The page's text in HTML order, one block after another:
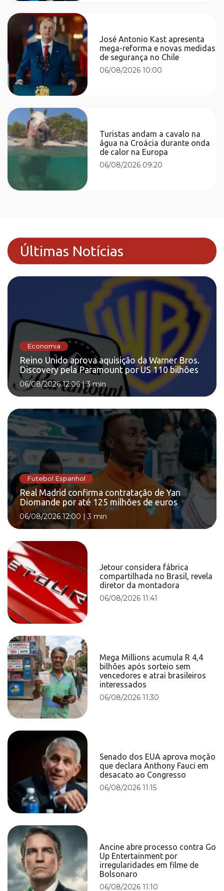
José Antonio Kast apresenta
mega-reforma e novas medidas
de segurança no Chile
06/08/2026 10:00
Turistas andam a cavalo na
água na Croácia durante onda
de calor na Europa
06/08/2026 09:20
Últimas Notícias
Economia
Reino Unido aprova aquisição da Warner Bros.
Discovery pela Paramount por US 110 bilhões
06/08/2026 12:06|3 min
Futebol Espanhol
Real Madrid confirma contratação de Yan
Diomande por até 125 milhões de euros
06/08/2026 12:00 |3 min
Jetour considera fábrica
compartilhada no Brasil, revela
diretor da montadora
06/08/2026 11:41
Mega Millions acumula R 4,4
bilhões após sorteio sem
vencedores e atrai brasileiros
interessados
06/08/2026 11:30
Senado dos EUA aprova moção
que declara Anthony Fauci em
desacato ao Congresso
06/08/2026 11:15
Ancine abre processo contra Go
Up Entertainment por
irregularidades em filme de
Bolsonaro
06/08/2026 11:10